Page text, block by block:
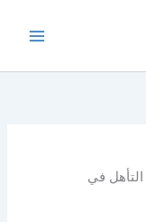
التأهل في